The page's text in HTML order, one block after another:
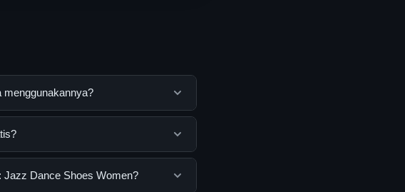
untuk membantu
oleh semua pengguna. Tidak
Jazz Dance Shoes Women?